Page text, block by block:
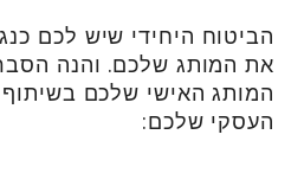
הביטוח היחידי שיש לכם
את המותג שלכם. והנה
המותג האישי שלכם
העסקי שלכם: